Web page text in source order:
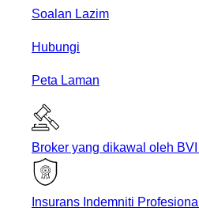
Soalan Lazim
Hubungi
Peta Laman
Broker yang dikawal oleh
Insurans Indemniti